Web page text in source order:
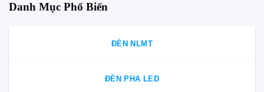
Danh Mục Phổ Biến
ĐÈN NLMT
ĐÈN PHA LED